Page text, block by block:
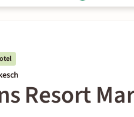
Resort